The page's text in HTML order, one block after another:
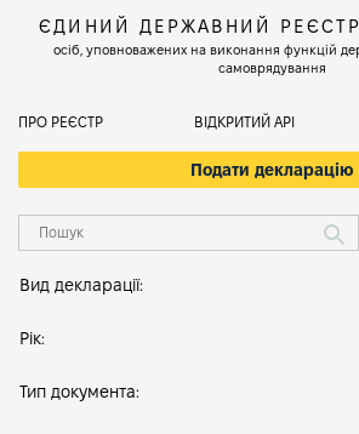
ЄДИНИЙ ДЕРЖАВНИЙ РЕЄСТР
осіб, уповноважених на виконання функцій
самоврядування
ПРО РЕЄСТР ВІДКРИТИЙ АРІ
Подати декларацію
Вид декларації:
Рік:
Тип документа: